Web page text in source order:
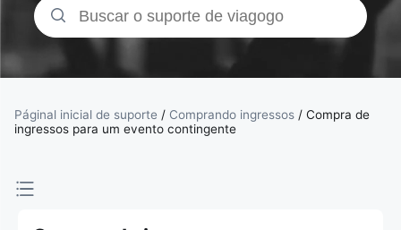
Bolsa de
Bilhetes da
viagogo
Páginal inicial de suporte / Comprando ingressos / Compra de
ingressos para um evento contingente